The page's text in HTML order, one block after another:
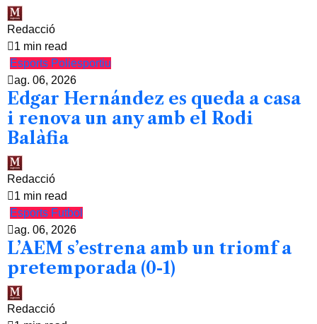
Redacció
1 min read
Esports Poliesportiu
ag. 06, 2026
Edgar Hernández es queda a casa
i renova un any amb el Rodi
Balàfia
Redacció
1 min read
Esports Futbol
ag. 06, 2026
L’AEM s’estrena amb un triomf a
pretemporada (0-1)
Redacció